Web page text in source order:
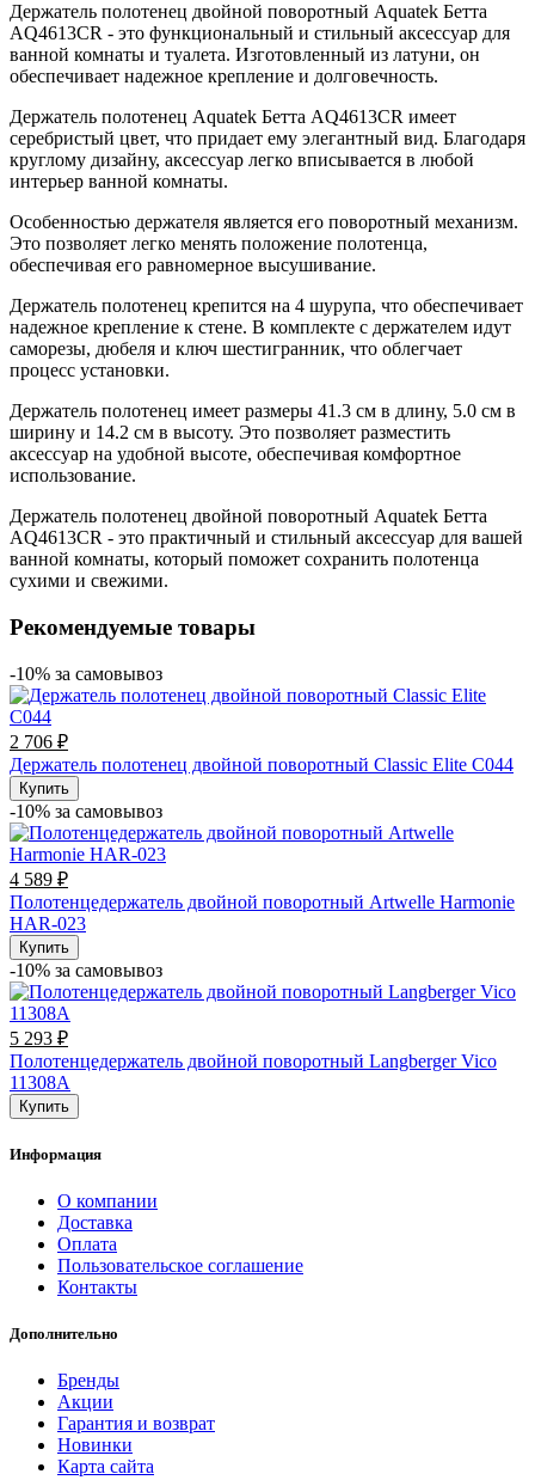
Держатель полотенец двойной поворотный Aquatek Бетта
AQ4613CR - это функциональный и стильный аксессуар для
ванной комнаты и туалета. Изготовленный из латуни, он
обеспечивает надежное крепление и долговечность.
Держатель полотенец Aquatek Бетта AQ4613CR имеет
серебристый цвет, что придает ему элегантный вид. Благодаря
круглому дизайну, аксессуар легко вписывается в любой
интерьер ванной комнаты.
Особенностью держателя является его поворотный механизм.
Это позволяет легко менять положение полотенца,
обеспечивая его равномерное высушивание.
Держатель полотенец крепится на 4 шурупа, что обеспечивает
надежное крепление к стене. В комплекте с держателем идут
саморезы, дюбеля и ключ шестигранник, что облегчает
процесс установки.
Держатель полотенец имеет размеры 41.3 см в длину, 5.0 см в
ширину и 14.2 см в высоту. Это позволяет разместить
аксессуар на удобной высоте, обеспечивая комфортное
использование.
Держатель полотенец двойной поворотный Aquatek Бетта
AQ4613CR - это практичный и стильный аксессуар для вашей
ванной комнаты, который поможет сохранить полотенца
сухими и свежими.
Рекомендуемые товары
-10% за cамовывоз
2 706 ₽
Держатель полотенец двойной поворотный Classic Elite C044
Купить
-10% за cамовывоз
4 589 ₽
Полотенцедержатель двойной поворотный Artwelle Harmonie
HAR-023
Купить
-10% за cамовывоз
5 293 ₽
Полотенцедержатель двойной поворотный Langberger Vico
11308А
Купить
Информация
О компании
Доставка
Оплата
Пользовательское соглашение
Контакты
Дополнительно
Бренды
Акции
Гарантия и возврат
Новинки
Карта сайта